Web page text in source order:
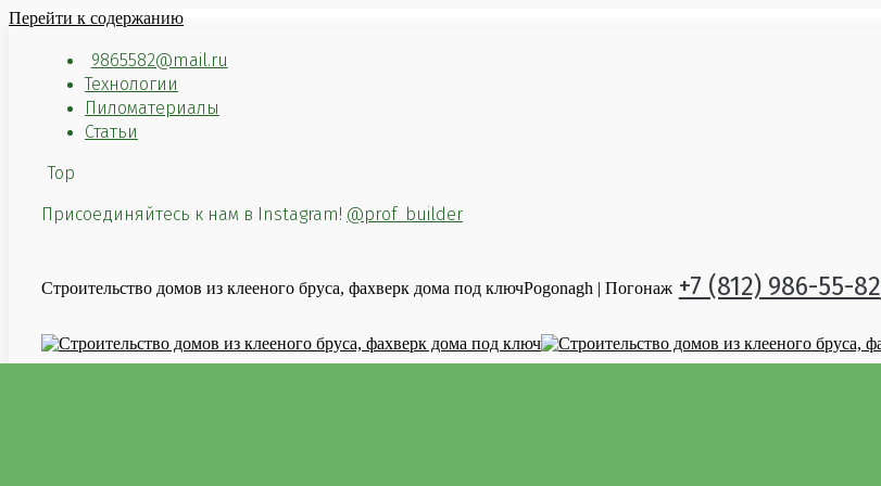
Перейти к содержанию
9865582@mail.ru
Технологии
Пиломатериалы
Статьи
Top
Присоединяйтесь к нам в Instagram! @prof_builder
Строительство домов из клееного бруса, фахверк дома под ключPogonagh | Погонаж +7 (812) 986-55-82